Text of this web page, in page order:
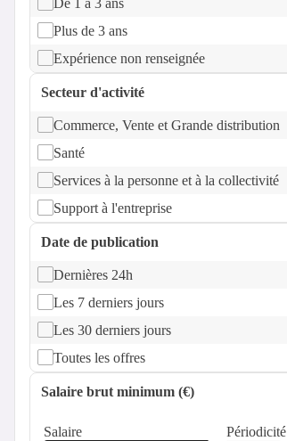
De 1 à 3 ans
Plus de 3 ans
Expérience non renseignée
Secteur d'activité
Commerce, Vente et Grande distribution
Santé
Services à la personne et à la collectivité
Support à l'entreprise
Date de publication
Dernières 24h
Les 7 derniers jours
Les 30 derniers jours
Toutes les offres
Salaire brut minimum (€)
Salaire Périodicité